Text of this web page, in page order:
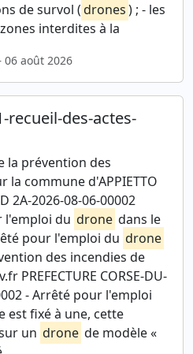
de survol (drones) ; - les
interdites à la
06 août 2026
recueil-des-actes-
la prévention des
la commune d'APPIETTO
2A-2026-08-06-00002
l'emploi du drone dans le
pour l'emploi du drone
des incendies de
PREFECTURE CORSE-DU-
- Arrêté pour l'emploi
est fixé à une, cette
un drone de modèle «